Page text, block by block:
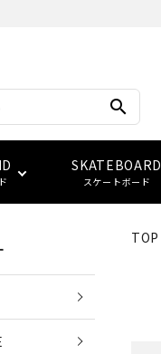
search
SKATEBOARD
スケートボード
(完成品)
ング
ズ別一覧
ット
索
ダー
ト
TOP